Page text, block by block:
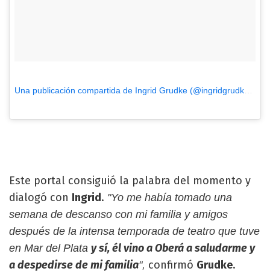
Este portal consiguió la palabra del momento y
dialogó con Ingrid. "Yo me había tomado una
semana de descanso con mi familia y amigos
después de la intensa temporada de teatro que tuve
en Mar del Plata y sí, él vino a Oberá a saludarme y
a despedirse de mi familia", confirmó Grudke.